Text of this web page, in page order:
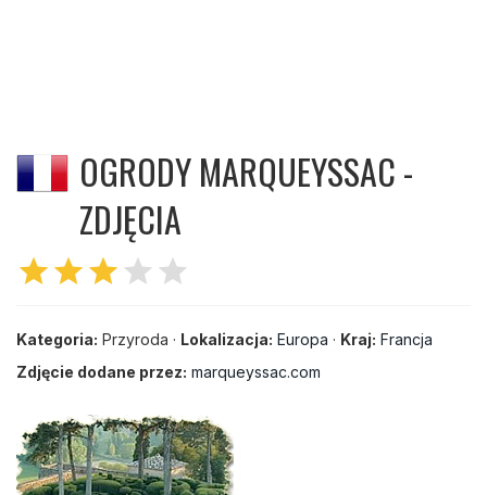
OGRODY MARQUEYSSAC -
ZDJĘCIA
starstarstar star star
Kategoria: Przyroda · Lokalizacja: Europa · Kraj: Francja
Zdjęcie dodane przez: marqueyssac.com